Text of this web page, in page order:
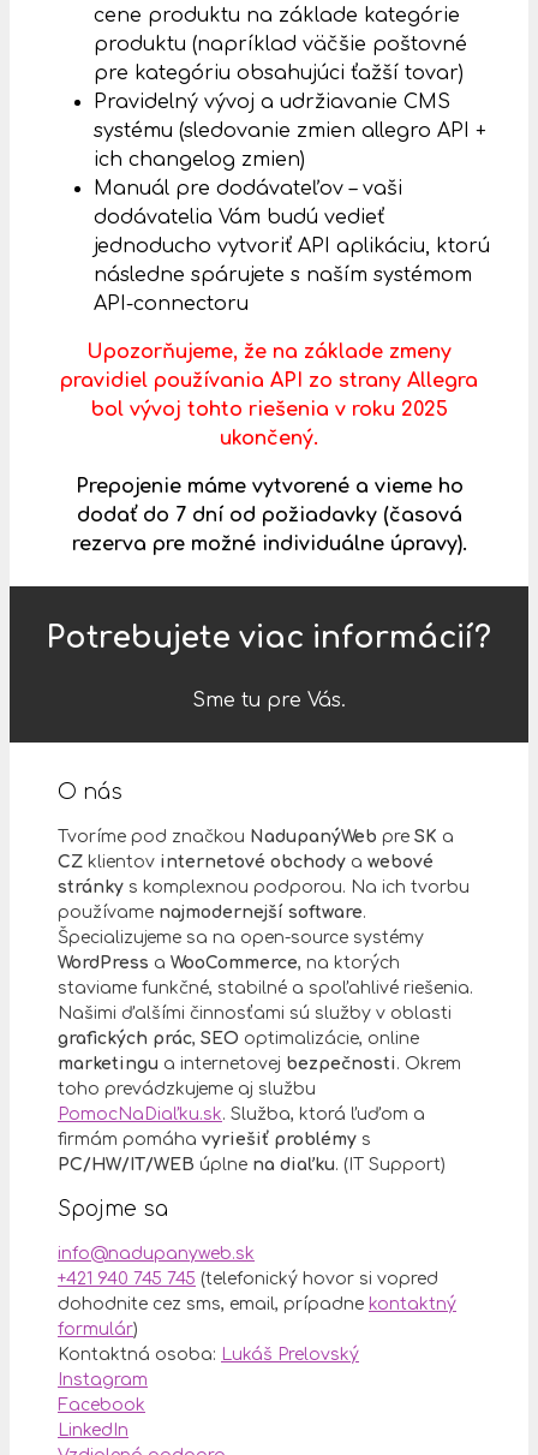
cene produktu na základe kategórie
produktu (napríklad väčšie poštovné
pre kategóriu obsahujúci ťažší tovar)
Pravidelný vývoj a udržiavanie CMS
systému (sledovanie zmien allegro API +
ich changelog zmien)
Manuál pre dodávateľov – vaši
dodávatelia Vám budú vedieť
jednoducho vytvoriť API aplikáciu, ktorú
následne spárujete s naším systémom
API-connectoru
Upozorňujeme, že na základe zmeny
pravidiel používania API zo strany Allegra
bol vývoj tohto riešenia v roku 2025
ukončený.
Prepojenie máme vytvorené a vieme ho
dodať do 7 dní od požiadavky (časová
rezerva pre možné individuálne úpravy).
Potrebujete viac informácií?
Sme tu pre Vás.
O nás
Tvoríme pod značkou NadupanýWeb pre SK a
CZ klientov internetové obchody a webové
stránky s komplexnou podporou. Na ich tvorbu
používame najmodernejší software.
Špecializujeme sa na open-source systémy
WordPress a WooCommerce, na ktorých
staviame funkčné, stabilné a spoľahlivé riešenia.
Našimi ďalšími činnosťami sú služby v oblasti
grafických prác, SEO optimalizácie, online
marketingu a internetovej bezpečnosti . Okrem
toho prevádzkujeme aj službu
PomocNaDiaľku.sk. Služba, ktorá ľuďom a
firmám pomáha vyriešiť problémy s
PC/HW/IT/WEB úplne na diaľku. (IT Support)
Spojme sa
info@nadupanyweb.sk
+421 940 745 745 (telefonický hovor si vopred
dohodnite cez sms, email, prípadne kontaktný
formulár)
Kontaktná osoba: Lukáš Prelovský
Instagram
Facebook
LinkedIn